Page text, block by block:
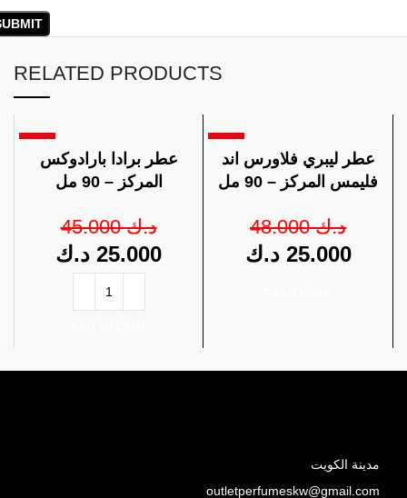
RELATED PRODUCTS
-44%
عطر برادا بارادوكس
المركز – 90 مل
45.000د.ك
25.000 د.ك
-48%
عطر ليبري فلاورس اند
فليمس المركز – 90 مل
48.000د.ك
25.000 د.ك
مدينة الكويت
outletperfumeskw@gmail.com